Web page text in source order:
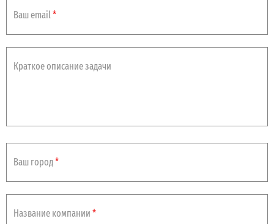
Ваш email*
Краткое описание задачи
Ваш город*
Название компании *